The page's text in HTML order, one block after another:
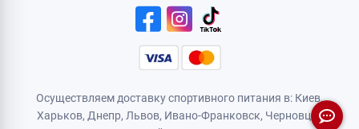
Осуществляем доставку спортивного питания в: Киев,
Харьков, Днепр, Львов, Ивано-Франковск, Черновцы,